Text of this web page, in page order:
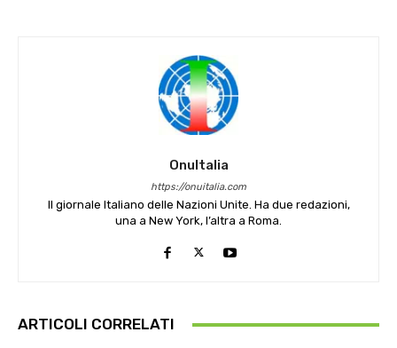
OnuItalia
https://onuitalia.com
Il giornale Italiano delle Nazioni Unite. Ha due redazioni,
una a New York, l’altra a Roma.
ARTICOLI CORRELATI